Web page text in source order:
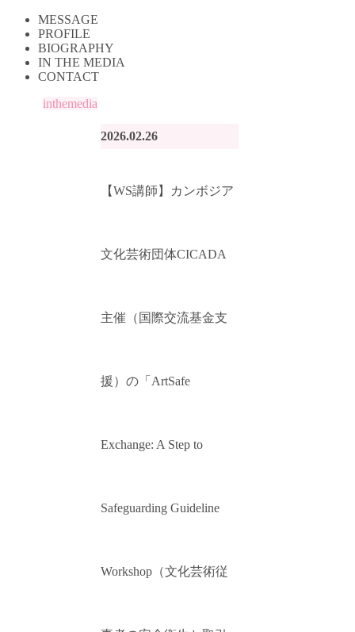
MESSAGE
PROFILE
BIOGRAPHY
IN THE MEDIA
CONTACT
inthemedia
【WS講師】カンボジア
文化芸術団体CICADA
主催（国際交流基金支
援）の「ArtSafe
Exchange: A Step to
Safeguarding Guideline
Workshop（文化芸術従
2026.02.26